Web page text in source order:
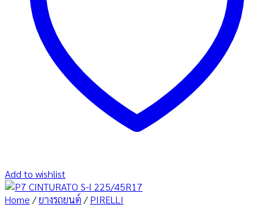
Add to wishlist
Home /ยางรถยนต์ / PIRELLI